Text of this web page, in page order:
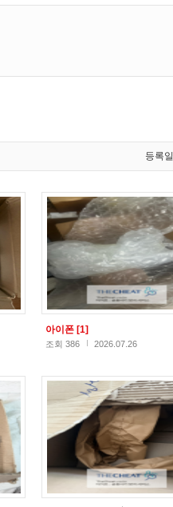
등록일
아이폰 [1]
조회 386 2026.07.26